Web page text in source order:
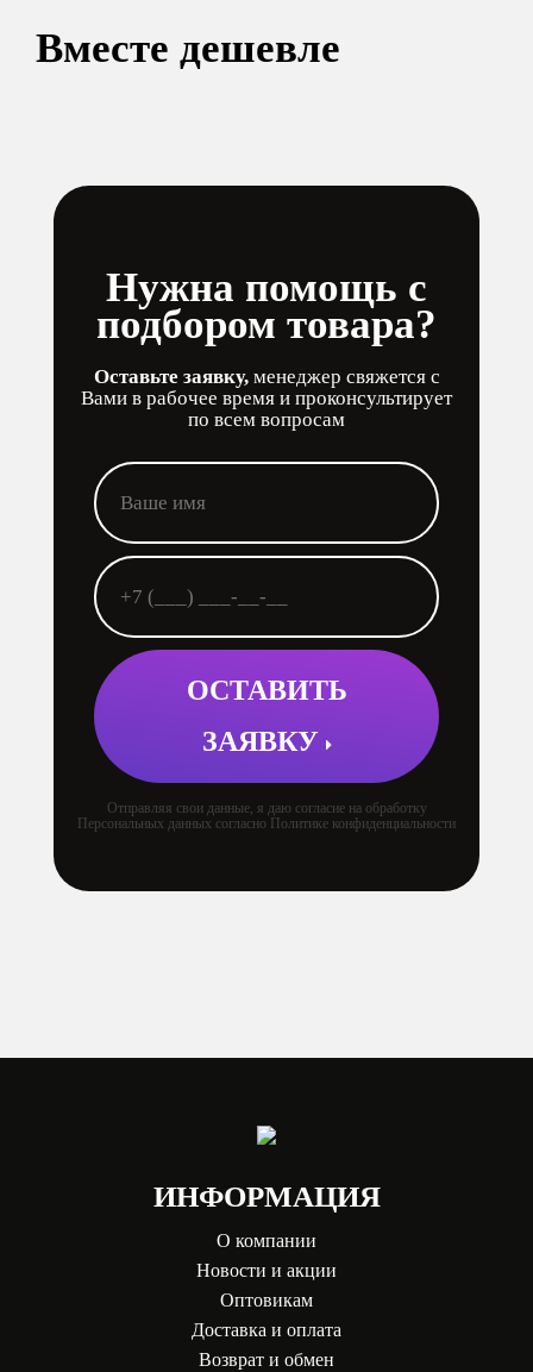
Вместе дешевле
Нужна помощь с
подбором товара?
Оставьте заявку,менеджер свяжется с
Вами в рабочее время и проконсультирует
по всем вопросам
ОСТАВИТЬ
ЗАЯВКУ
Отправляя свои данные, я даю согласие на обработку
Персональных данных согласно Политике конфиденциальности
ИНФОРМАЦИЯ
О компании
Новости и акции
Оптовикам
Доставка и оплата
Возврат и обмен